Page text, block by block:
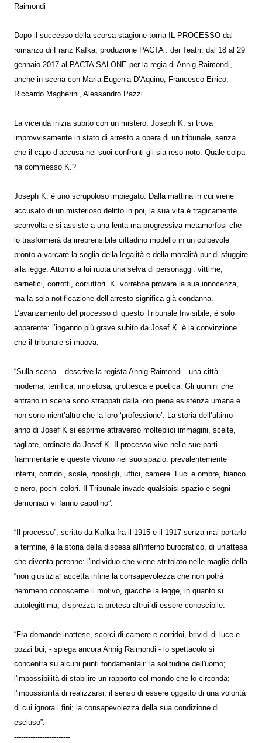
Raimondi
Dopo il successo della scorsa stagione torna IL PROCESSO dal
romanzo di Franz Kafka, produzione PACTA . dei Teatri: dal 18 al 29
gennaio 2017 al PACTA SALONE per la regia di Annig Raimondi,
anche in scena con Maria Eugenia D’Aquino, Francesco Errico,
Riccardo Magherini, Alessandro Pazzi.
La vicenda inizia subito con un mistero: Joseph K. si trova
improvvisamente in stato di arresto a opera di un tribunale, senza
che il capo d’accusa nei suoi confronti gli sia reso noto. Quale colpa
ha commesso K.?
Joseph K. è uno scrupoloso impiegato. Dalla mattina in cui viene
accusato di un misterioso delitto in poi, la sua vita è tragicamente
sconvolta e si assiste a una lenta ma progressiva metamorfosi che
lo trasformerà da irreprensibile cittadino modello in un colpevole
pronto a varcare la soglia della legalità e della moralità pur di sfuggire
alla legge. Attorno a lui ruota una selva di personaggi: vittime,
carnefici, corrotti, corruttori. K. vorrebbe provare la sua innocenza,
ma la sola notificazione dell’arresto significa già condanna.
L’avanzamento del processo di questo Tribunale Invisibile, è solo
apparente: l’inganno più grave subito da Josef K. è la convinzione
che il tribunale si muova.
“Sulla scena – descrive la regista Annig Raimondi - una città
moderna, terrifica, impietosa, grottesca e poetica. Gli uomini che
entrano in scena sono strappati dalla loro piena esistenza umana e
non sono nient’altro che la loro ‘professione’. La storia dell’ultimo
anno di Josef K si esprime attraverso molteplici immagini, scelte,
tagliate, ordinate da Josef K. Il processo vive nelle sue parti
frammentarie e queste vivono nel suo spazio: prevalentemente
interni, corridoi, scale, ripostigli, uffici, camere. Luci e ombre, bianco
e nero, pochi colori. Il Tribunale invade qualsiaisi spazio e segni
demoniaci vi fanno capolino”.
“Il processo”, scritto da Kafka fra il 1915 e il 1917 senza mai portarlo
a termine, è la storia della discesa all'inferno burocratico, di un'attesa
che diventa perenne: l'individuo che viene stritolato nelle maglie della
“non giustizia” accetta infine la consapevolezza che non potrà
nemmeno conoscerne il motivo, giacché la legge, in quanto si
autolegittima, disprezza la pretesa altrui di essere conoscibile.
“Fra domande inattese, scorci di camere e corridoi, brividi di luce e
pozzi bui, - spiega ancora Annig Raimondi - lo spettacolo si
concentra su alcuni punti fondamentali: la solitudine dell'uomo;
l'impossibilità di stabilire un rapporto col mondo che lo circonda;
l'impossibilità di realizzarsi; il senso di essere oggetto di una volontà
di cui ignora i fini; la consapevolezza della sua condizione di
escluso”.
------------------------